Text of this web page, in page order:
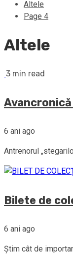
Altele
Page 4
Altele
3 min read
Avancronică
6 ani ago
Antrenorul
Bilete de
6 ani ago
Știm cât de